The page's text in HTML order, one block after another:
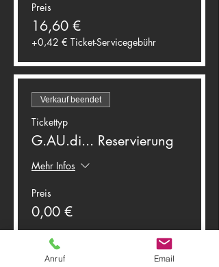
Preis
16,60 €
+0,42 € Ticket-Servicegebühr
Verkauf beendet
Tickettyp
G.AU.di... Reservierung
Mehr Infos
Preis
0,00 €
Anruf Email